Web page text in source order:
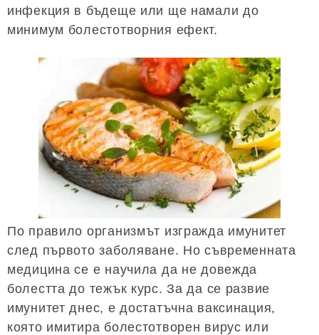
инфекция в бъдеще или ще намали до
минимум болестотворния ефект.
По правило организмът изгражда имунитет
след първото заболяване. Но съвременната
медицина се е научила да не довежда
болестта до тежък курс. За да се развие
имунитет днес, е достатъчна ваксинация,
която имитира болестотворен вирус или